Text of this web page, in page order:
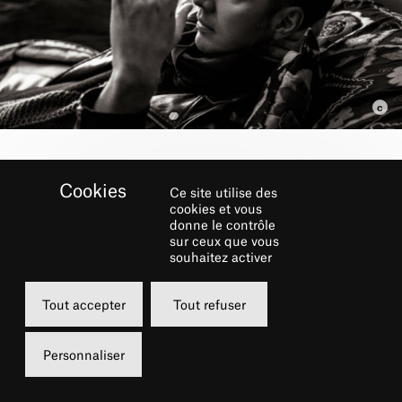
RÉSERVER
20h00
Grande Salle
Carte soliste
Ce site utilise des
cookies et vous
donne le contrôle
sur ceux que vous
souhaitez activer
Tout accepter Tout refuser
Personnaliser